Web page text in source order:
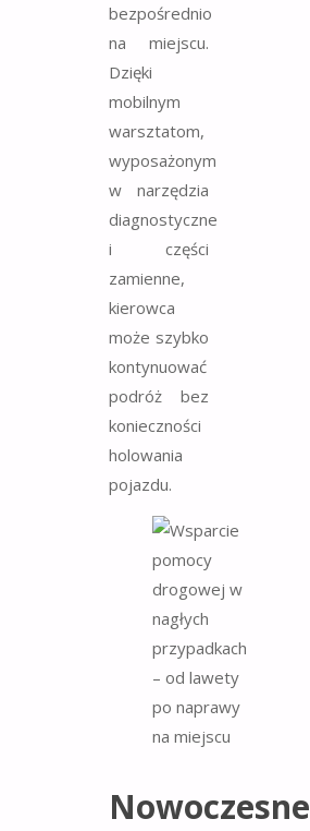
bezpośrednio
na miejscu.
Dzięki
mobilnym
warsztatom,
wyposażonym
w narzędzia
diagnostyczne
i części
zamienne,
kierowca
może szybko
kontynuować
podróż bez
konieczności
holowania
pojazdu.
Nowoczesne